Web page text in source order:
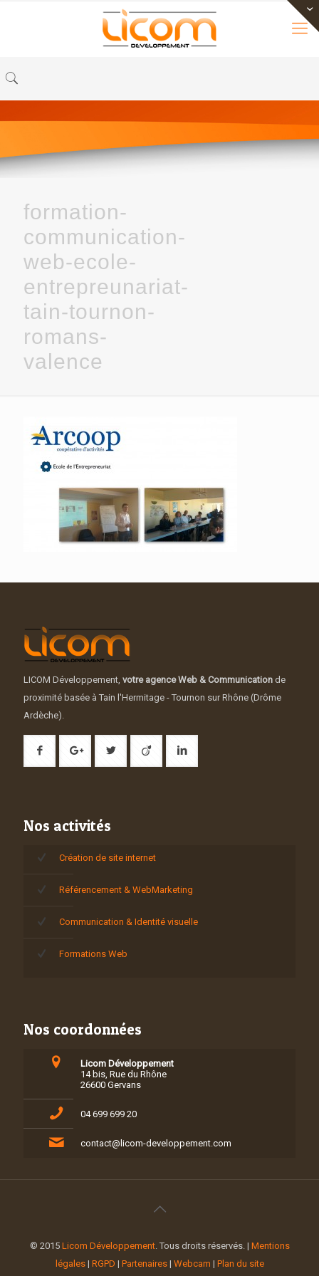
formation-
communication-
web-ecole-
entrepreunariat-
tain-tournon-
romans-
valence
LICOM Développement, votre agence Web & Communication de
proximité basée à Tain l'Hermitage - Tournon sur Rhône (Drôme
Ardèche).
Nos activités
Création de site internet
Référencement & WebMarketing
Communication & Identité visuelle
Formations Web
Nos coordonnées
Licom Développement
14 bis, Rue du Rhône
26600 Gervans
04 699 699 20
contact@licom-developpement.com
© 2015 Licom Développement. Tous droits réservés. | Mentions
légales| RGPD | Partenaires| Webcam | Plan du site